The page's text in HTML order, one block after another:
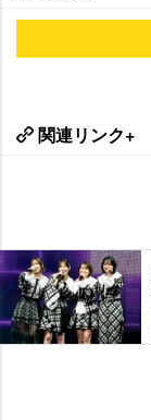
関連リンク+